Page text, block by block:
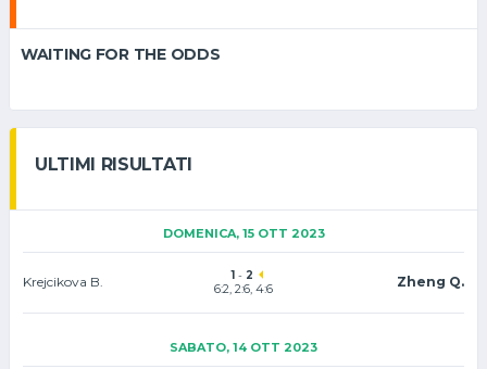
WAITING FOR THE ODDS
ULTIMI RISULTATI
DOMENICA, 15 OTT 2023
Krejcikova B. 1- 2
6:2, 2:6, 4:6 Zheng Q.
SABATO, 14 OTT 2023